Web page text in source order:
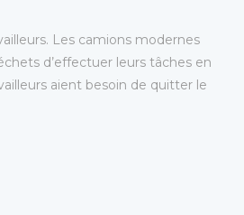
Les camions modernes
d’effectuer leurs tâches en
aient besoin de quitter le